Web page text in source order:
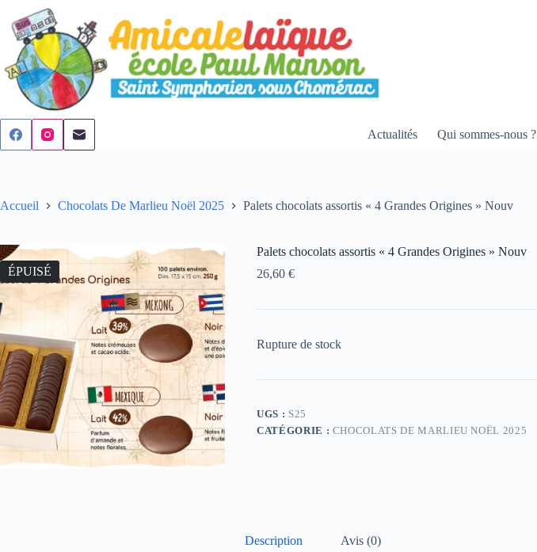
contenu
Actualités Qui sommes-nous ?
Accueil Chocolats De Marlieu Noël 2025 Palets chocolats assortis « 4 Grandes Origines » Nouv
ÉPUISÉ
Palets chocolats assortis « 4 Grandes Origines » Nouv
26,60 €
Rupture de stock
UGS : S25
CATÉGORIE : CHOCOLATS DE MARLIEU NOËL 2025
Description Avis (0)